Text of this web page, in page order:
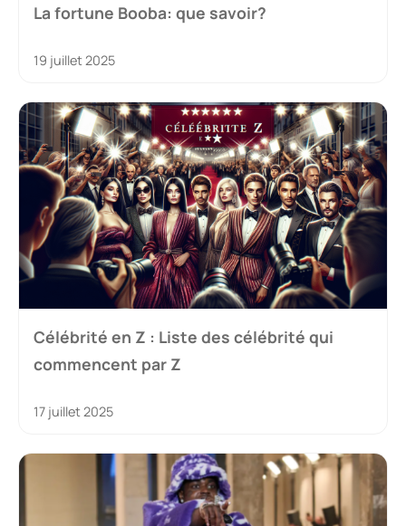
La fortune Booba: que savoir?
19 juillet 2025
Célébrité en Z : Liste des célébrité qui
commencent par Z
17 juillet 2025